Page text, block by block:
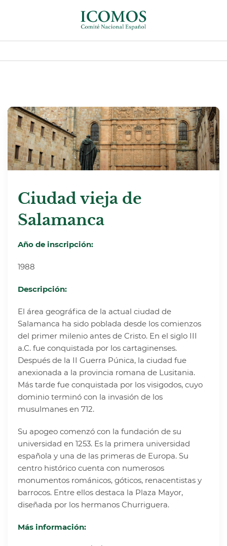
Ciudad vieja de
Salamanca
Año de inscripción:
1988
Descripción:
El área geográfica de la actual ciudad de
Salamanca ha sido poblada desde los comienzos
del primer milenio antes de Cristo. En el siglo III
a.C. fue conquistada por los cartaginenses.
Después de la II Guerra Púnica, la ciudad fue
anexionada a la provincia romana de Lusitania.
Más tarde fue conquistada por los visigodos, cuyo
dominio terminó con la invasión de los
musulmanes en 712.
Su apogeo comenzó con la fundación de su
universidad en 1253. Es la primera universidad
española y una de las primeras de Europa. Su
centro histórico cuenta con numerosos
monumentos románicos, góticos, renacentistas y
barrocos. Entre ellos destaca la Plaza Mayor,
diseñada por los hermanos Churriguera.
Más información: